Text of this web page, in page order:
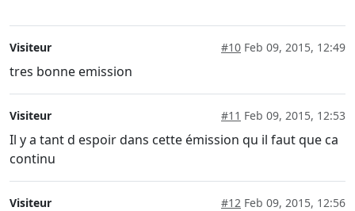
Visiteur #10 Feb 09, 2015, 12:49
tres bonne emission
Visiteur #11 Feb 09, 2015, 12:53
Il y a tant d espoir dans cette émission qu il faut que ca
continu
Visiteur #12 Feb 09, 2015, 12:56